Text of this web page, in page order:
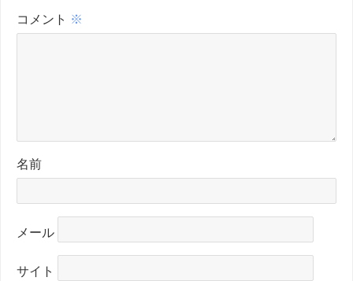
コメント ※
名前
メール
サイト